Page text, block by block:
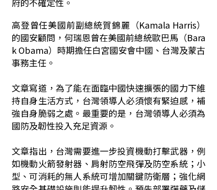
高登曾任美國前副總統賀錦麗（Kamala Harris）
的國安顧問，何瑞恩曾在美國前總統歐巴馬（Bara
k Obama）時期擔任白宮國安會中國、台灣及蒙古
事務主任。
文章寫道，為了能在面臨中國快速擴張的國力下維
持自身生活方式，台灣領導人必須懷有緊迫感，補
強自身脆弱之處。最重要的是，台灣領導人必須為
國防及韌性投入充足資源。
文章指出，台灣需要進一步投資機動打擊武器，例
如機動火箭發射器、肩射防空飛彈及防空系統；小
型、可消耗的無人系統可增加關鍵防衛層；強化網